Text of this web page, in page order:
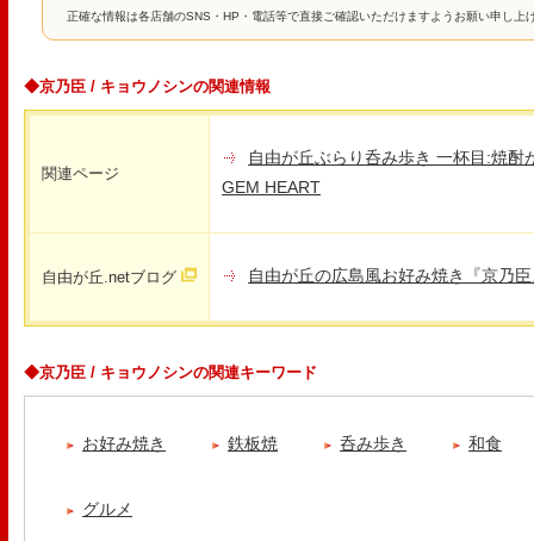
正確な情報は各店舗のSNS・HP・電話等で直接ご確認いただけますようお願い申し上
◆京乃臣 / キョウノシンの関連情報
関連ページ
自由が丘ぶらり呑み歩き 一杯目:焼
GEM HEART
自由が丘.netブログ 自由が丘の広島風お好み焼き『京乃
◆京乃臣 / キョウノシンの関連キーワード
お好み焼き 鉄板焼 呑み歩き 和食
グルメ